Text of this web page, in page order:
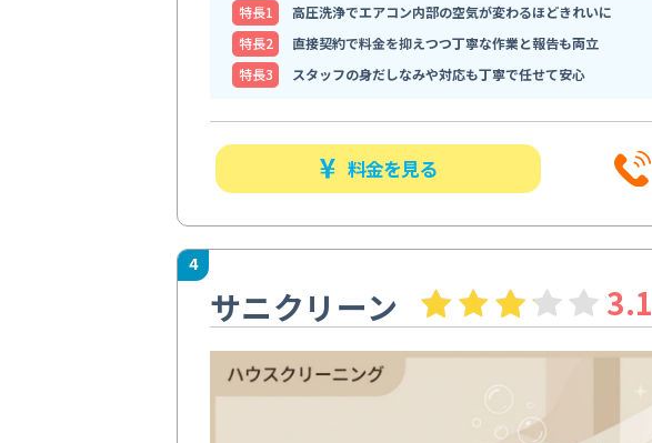
特⻑1
高圧洗浄でエアコン内部の空気が変わるほどきれいに
特⻑2
直接契約で料金を抑えつつ丁寧な作業と報告も両立
特⻑3
スタッフの身だしなみや対応も丁寧で任せて安心
料金を見る
4
サニクリーン 3.1